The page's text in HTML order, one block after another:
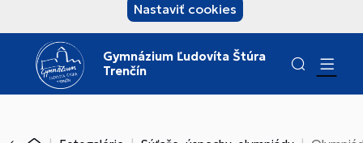
Nastaviť cookies
Gymnázium Ľudovíta Štúra
Trenčín